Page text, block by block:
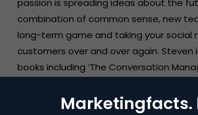
passion is spreading ideas about the
combination of common sense, new
long-term game and taking your social
customers over and over again.
books including ‘The Conversation
Marketingfacts.